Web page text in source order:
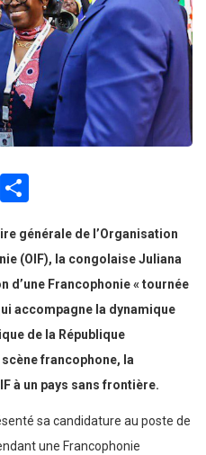
Gmail
générale de l’Organisation
(OIF), la congolaise Juliana
d’une Francophonie « tournée
accompagne la dynamique
de la République
francophone, la
à un pays sans frontière.
sa candidature au poste de
une Francophonie